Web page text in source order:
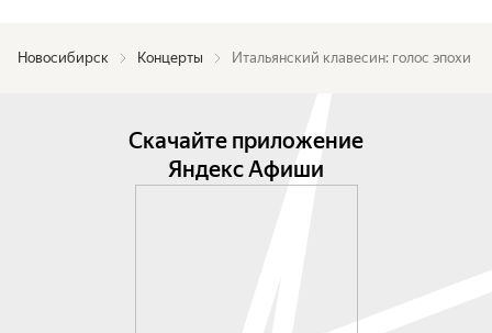
Новосибирск Концерты Итальянский клавесин: голос эпохи
Скачайте приложение
Яндекс Афиши